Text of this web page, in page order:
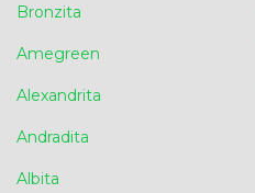
Bronzita
Amegreen
Alexandrita
Andradita
Albita